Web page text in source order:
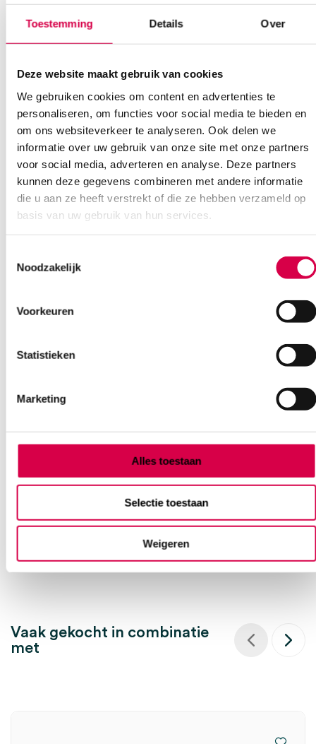
Toestemming Details Over
Deze website maakt gebruik van cookies
We gebruiken cookies om content en advertenties te
personaliseren, om functies voor social media te bieden en
om ons websiteverkeer te analyseren. Ook delen we
informatie over uw gebruik van onze site met onze partners
voor social media, adverteren en analyse. Deze partners
kunnen deze gegevens combineren met andere informatie
die u aan ze heeft verstrekt of die ze hebben verzameld op
basis van uw gebruik van hun services.
Noodzakelijk
Voorkeuren
Statistieken
Marketing
Alles toestaan
Selectie toestaan
Weigeren
Bel Anca
Ook interessant
1 stuk, 40cm, blauw
Direct leverbaar 3.71
Vaak gekocht in combinatie
met